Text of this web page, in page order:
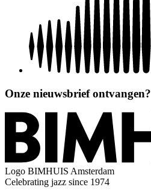
Onze nieuwsbrief ontvangen?
Logo BIMHUIS Amsterdam
Celebrating jazz since 1974